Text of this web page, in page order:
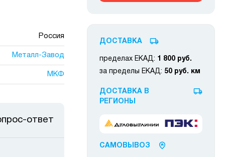
Россия
Металл-Завод
МКФ
ответ
ДОСТАВКА
пределах ЕКАД: 1 800 руб.
за пределы ЕКАД: 50 руб. км
ДОСТАВКА В
РЕГИОНЫ
САМОВЫВОЗ